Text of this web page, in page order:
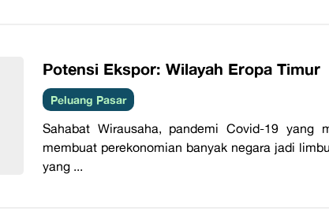
​Potensi Ekspor: Wilayah Eropa Timur
Peluang Pasar
Sahabat Wirausaha, pandemi Covid-19
membuat perekonomian banyak negara jadi
yang ...